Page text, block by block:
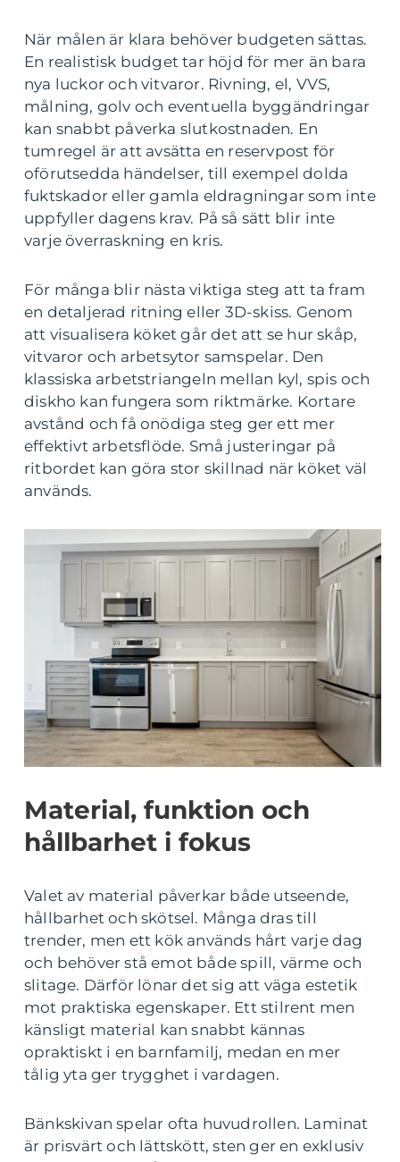
När målen är klara behöver budgeten sättas.
En realistisk budget tar höjd för mer än bara
nya luckor och vitvaror. Rivning, el, VVS,
målning, golv och eventuella byggändringar
kan snabbt påverka slutkostnaden. En
tumregel är att avsätta en reservpost för
oförutsedda händelser, till exempel dolda
fuktskador eller gamla eldragningar som inte
uppfyller dagens krav. På så sätt blir inte
varje överraskning en kris.
För många blir nästa viktiga steg att ta fram
en detaljerad ritning eller 3D-skiss. Genom
att visualisera köket går det att se hur skåp,
vitvaror och arbetsytor samspelar. Den
klassiska arbetstriangeln mellan kyl, spis och
diskho kan fungera som riktmärke. Kortare
avstånd och få onödiga steg ger ett mer
effektivt arbetsflöde. Små justeringar på
ritbordet kan göra stor skillnad när köket väl
används.
Material, funktion och
hållbarhet i fokus
Valet av material påverkar både utseende,
hållbarhet och skötsel. Många dras till
trender, men ett kök används hårt varje dag
och behöver stå emot både spill, värme och
slitage. Därför lönar det sig att väga estetik
mot praktiska egenskaper. Ett stilrent men
känsligt material kan snabbt kännas
opraktiskt i en barnfamilj, medan en mer
tålig yta ger trygghet i vardagen.
Bänkskivan spelar ofta huvudrollen. Laminat
är prisvärt och lättskött, sten ger en exklusiv